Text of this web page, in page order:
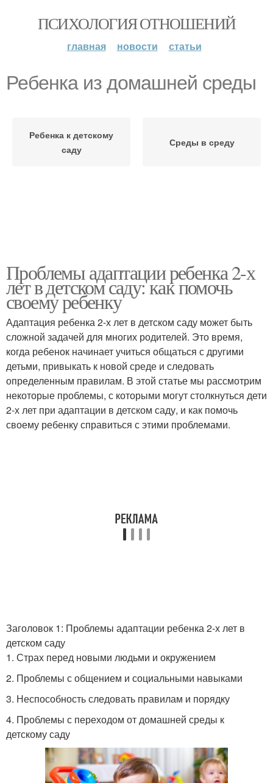
ПСИХОЛОГИЯ ОТНОШЕНИЙ
главная новости статьи
Ребенка из домашней среды
Ребенка к детскому
саду
Среды в среду
Проблемы адаптации ребенка 2-х
лет в детском саду: как помочь
своему ребенку
Адаптация ребенка 2-х лет в детском саду может быть
сложной задачей для многих родителей. Это время,
когда ребенок начинает учиться общаться с другими
детьми, привыкать к новой среде и следовать
определенным правилам. В этой статье мы рассмотрим
некоторые проблемы, с которыми могут столкнуться дети
2-х лет при адаптации в детском саду, и как помочь
своему ребенку справиться с этими проблемами.
Заголовок 1: Проблемы адаптации ребенка 2-х лет в
детском саду
1. Страх перед новыми людьми и окружением
2. Проблемы с общением и социальными навыками
3. Неспособность следовать правилам и порядку
4. Проблемы с переходом от домашней среды к
детскому саду